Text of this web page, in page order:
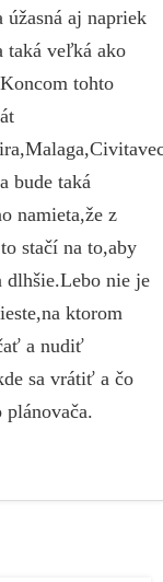
aj napriek
taká veľká ako
tohto
bude taká
namieta,že z
stačí na to,aby
dlhšie.Lebo nie je
ktorom
a nudiť
sa vrátiť a čo